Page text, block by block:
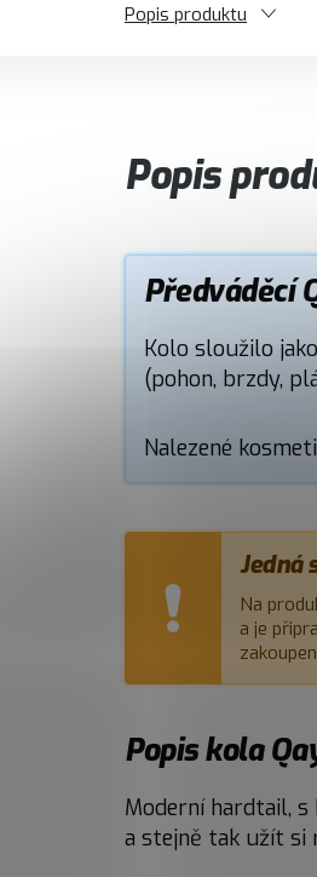
Popis produktu
Popis
Předváděcí
Kolo sloužilo
(pohon, brzdy,
Nalezené
Jedná
Na
a je
Popis kola
Moderní hardtail,
a stejně tak užít si